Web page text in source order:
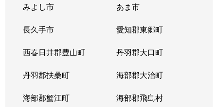
みよし市 あま市
長久手市 愛知郡東郷町
西春日井郡豊山町 丹羽郡大口町
丹羽郡扶桑町 海部郡大治町
海部郡蟹江町 海部郡飛島村